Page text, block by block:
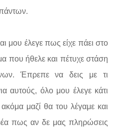
μου έλεγε πως είχε πάει στο
που ήθελε και πέτυχε στάση
Έπρεπε να δεις με τι
αυτούς, όλο μου έλεγε κάτι
μαζί θα του λέγαμε και
πως αν δε μας πληρώσεις